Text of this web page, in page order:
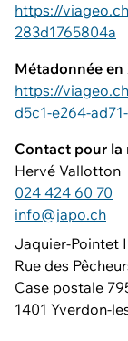
https://
283d1765804a
Métadonnée en
https://
d5c1-e264-
Contact pour la
Hervé Vallotton
024 424 60 70
info@japo.ch
Jaquier-Pointet
Rue des
Case postale
1401 Yverdon-